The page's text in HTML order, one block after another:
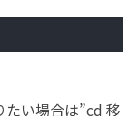
い場合は”cd 移